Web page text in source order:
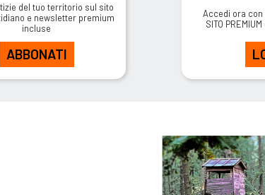
del tuo territorio sul sito
e newsletter premium
incluse
ABBONATI
Accedi ora
SITO